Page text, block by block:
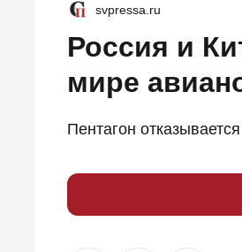
svpressa.ru
Россия и
мире
Пентагон